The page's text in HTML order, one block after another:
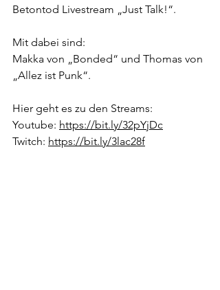
Betontod Livestream „Just Talk!“.
Mit dabei sind:
Makka von „Bonded“ und Thomas von
„Allez ist Punk“.
Hier geht es zu den Streams:
Youtube: https://bit.ly/32pYjDc
Twitch: https://bit.ly/3lac28f